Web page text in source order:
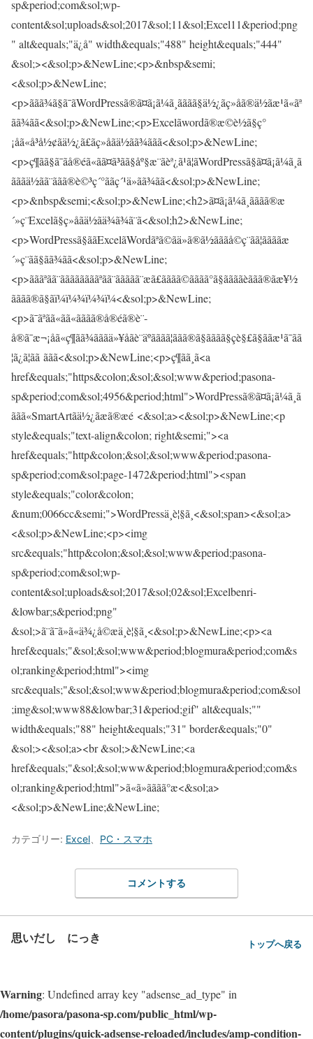
カテゴリー: Excel PC・スマホ
コメントする
思いだし にっき トップへ戻る
Warning: Undefined array key "adsense_ad_type" in
/home/pasora/pasona-sp.com/public_html/wp-
content/plugins/quick-adsense-reloaded/includes/amp-condition-